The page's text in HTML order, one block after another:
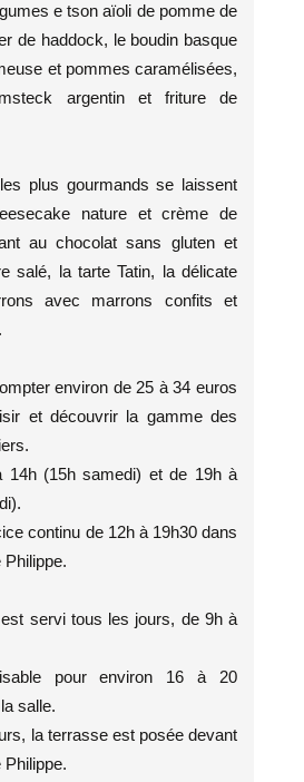
e tson aïoli de pomme de
de haddock, le boudin basque
et pommes caramélisées,
argentin et friture de
plus gourmands se laissent
nature et crème de
au chocolat sans gluten et
salé, la tarte Tatin, la délicate
avec marrons confits et
environ de 25 à 34 euros
et découvrir la gamme des
14h (15h samedi) et de 19h à
continu de 12h à 19h30 dans
Philippe.
servi tous les jours, de 9h à
pour environ 16 à 20
salle.
la terrasse est posée devant
Philippe.